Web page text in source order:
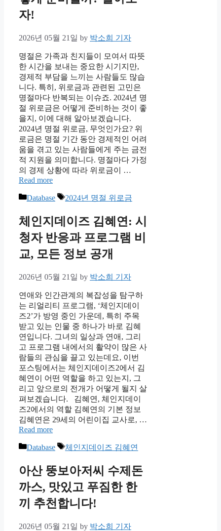
자!
2026년 05월 21일 by 박소희 기자
명절은 가족과 친지들이 모여서 따뜻
한 시간을 보내는 중요한 시기지만,
경제적 부담을 느끼는 사람들도 많습
니다. 특히, 위로금과 관련된 고민은
명절마다 반복되는 이슈죠. 2024년 명
절 위로금은 어떻게 준비하는 것이 좋
을지, 이에 대해 알아보겠습니다.
2024년 명절 위로금, 무엇인가요? 위
로금은 명절 기간 동안 경제적인 어려
움을 겪고 있는 사람들에게 주는 금전
적 지원을 의미합니다. 명절마다 가정
의 경제 상황에 따라 위로금이 …
Read more
Categories
Database Tags
2024년 명절 위로금
체인지데이즈 김혜연: 시
청자 반응과 프로그램 비
교, 모든 정보 공개
2026년 05월 21일 by 박소희 기자
연애와 인간관계의 복잡성을 탐구하
는 리얼리티 프로그램, ‘체인지데이
즈2’가 방영 중인 가운데, 특히 주목
받고 있는 인물 중 하나가 바로 김혜
연입니다. 그녀의 일상과 연애, 그리
고 프로그램 내에서의 활약이 많은 사
람들의 관심을 끌고 있는데요, 이번
포스팅에서는 체인지데이즈2에서 김
혜연이 어떤 역할을 하고 있는지, 그
리고 앞으로의 전개가 어떻게 될지 살
펴보겠습니다. 김혜연, 체인지데이
즈2에서의 역할 김혜연의 기본 정보
김혜연은 29세의 어린이집 교사로, …
Read more
Categories
Database Tags
체인지데이즈 김혜연
아산 뚱보아저씨 수제돈
까스, 맛있고 푸짐한 한
끼 추천합니다!
2026년 05월 21일 by 박소희 기자